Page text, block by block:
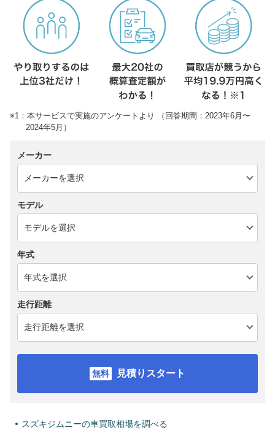
※1：本サービスで実施のアンケートより （回答期間：2023年6月〜
2024年5月）
メーカー
モデル
年式
走行距離
見積りスタート
スズキジムニーの車買取相場を調べる